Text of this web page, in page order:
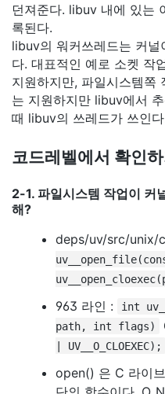
던져준다. libuv 내에 있는
록된다.
libuv의 워커쓰레드는 커
다. 대표적인 예로 소켓 작
지원하지만, 파일시스템쪽
는 지원하지만 libuv에서
때 libuv의 쓰레드가 쓰인
코드레벨에서 확인
2-1. 파일시스템 작업이 커
해?
deps/uv/src/unix/
963 라인 :
int
path, int flags)
| UV__O_CLOEXEC);
open() 은 C 라이